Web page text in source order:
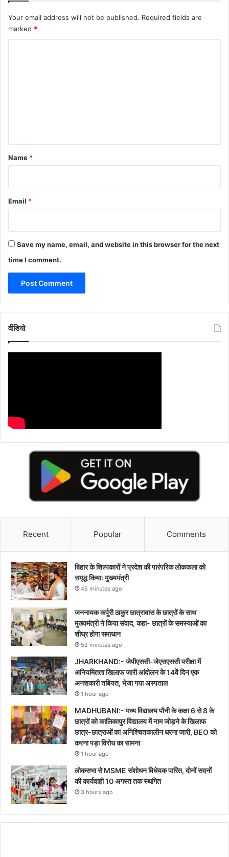
Your email address will not be published. Required fields are
marked *
*
Name *
Email *
Save my name, email, and website in this browser for the next
time I comment.
वीडियो
Recent Popular Comments
बिहार के शिल्पकारों ने प्रदेश की पारंपरिक लोककला को
समृद्ध किया: मुख्यमंत्री
45 minutes ago
जननायक कर्पूरी ठाकुर छात्रावास के छात्रों के साथ
मुख्यमंत्री ने किया संवाद, कहा- छात्रों के समस्याओं का
शीघ्र होगा समाधान
52 minutes ago
JHARKHAND:- जेपीएससी-जेएसएससी परीक्षा में
अनियमितता खिलाफ जारी आंदोलन के 14वें दिन एक
अनशकारी तबियत, भेजा गया अस्पताल
1 hour ago
MADHUBANI:- मध्य विद्यालय पौनी के कक्षा 6 से 8 के
छात्रों को कालिकापुर विद्यालय में नाम जोड़ने के खिलाफ
छात्र-छात्राओं का अनिश्चितकालीन धरना जारी, BEO को
करना पड़ा विरोध का सामना
1 hour ago
लोकसभा से MSME संशोधन विधेयक पारित, दोनों सदनों
की कार्यवाही 10 अगस्त तक स्थगित
3 hours ago